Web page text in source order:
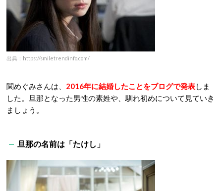
出典：https://smiletrendinfo.com/
関めぐみさんは、 2016年に結婚したことをブログで発表しま
した。旦那となった男性の素姓や、馴れ初めについて見ていき
ましょう。
旦那の名前は「たけし」